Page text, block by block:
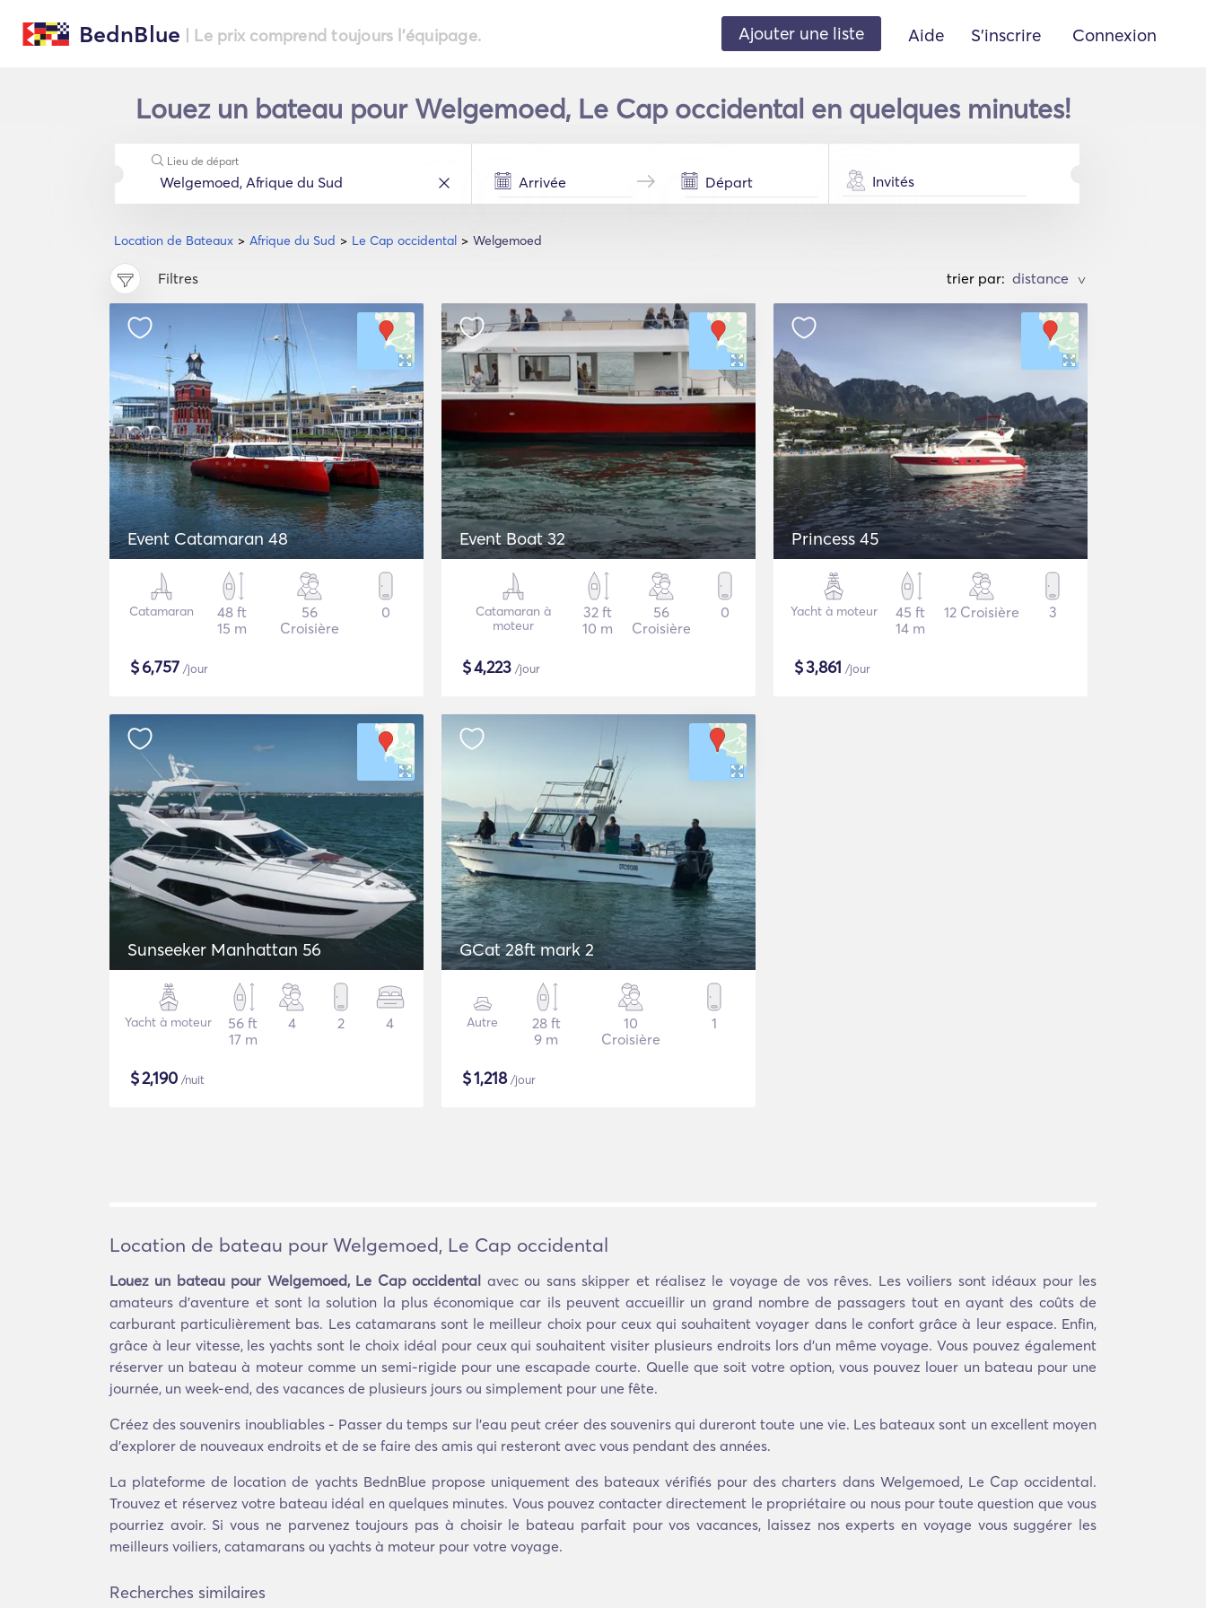
BednBlue | Le prix comprend toujours l'équipage. Ajouter une liste Aide S'inscrire Connexion
Louez un bateau pour Welgemoed, Le Cap occidental en quelques minutes!
Location de Bateaux Afrique du Sud Le Cap occidental Welgemoed
Lieu de départ
Invités
Filtres trier par: >
Event Catamaran 48
Catamaran
48 ft
15 m
56
Croisière
0
$6,757 /jour
Event Boat 32
Catamaran à
moteur
32 ft
10 m
56
Croisière
0
$4,223 /jour
Princess 45
Yacht à moteur
45 ft
14 m
12 Croisière 3
$3,861 /jour
Sunseeker Manhattan 56
Yacht à moteur
56 ft
17 m
4 2 4
$2,190 /nuit
GCat 28ft mark 2
Autre
28 ft
9 m
10
Croisière
1
$1,218/jour
Location de bateau pour Welgemoed, Le Cap occidental
Louez un bateau pour Welgemoed, Le Cap occidental avec ou sans skipper et réalisez le voyage de vos rêves. Les voiliers sont idéaux pour les
amateurs d'aventure et sont la solution la plus économique car ils peuvent accueillir un grand nombre de passagers tout en ayant des coûts de
carburant particulièrement bas. Les catamarans sont le meilleur choix pour ceux qui souhaitent voyager dans le confort grâce à leur espace. Enfin,
grâce à leur vitesse, les yachts sont le choix idéal pour ceux qui souhaitent visiter plusieurs endroits lors d'un même voyage. Vous pouvez également
réserver un bateau à moteur comme un semi-rigide pour une escapade courte. Quelle que soit votre option, vous pouvez louer un bateau pour une
journée, un week-end, des vacances de plusieurs jours ou simplement pour une fête.
Créez des souvenirs inoubliables - Passer du temps sur l'eau peut créer des souvenirs qui dureront toute une vie. Les bateaux sont un excellent moyen
d'explorer de nouveaux endroits et de se faire des amis qui resteront avec vous pendant des années.
La plateforme de location de yachts BednBlue propose uniquement des bateaux vérifiés pour des charters dans Welgemoed, Le Cap occidental.
Trouvez et réservez votre bateau idéal en quelques minutes. Vous pouvez contacter directement le propriétaire ou nous pour toute question que vous
pourriez avoir. Si vous ne parvenez toujours pas à choisir le bateau parfait pour vos vacances, laissez nos experts en voyage vous suggérer les
meilleurs voiliers, catamarans ou yachts à moteur pour votre voyage.
Recherches similaires